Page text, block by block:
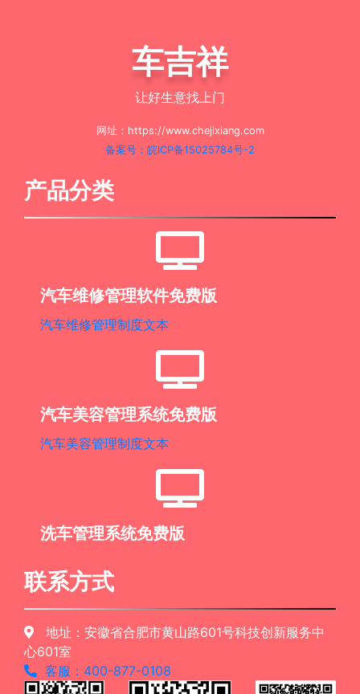
车吉祥
让好生意找上门
网址：https://www.chejixiang.com
备案号：皖ICP备15025784号-2
产品分类
汽车维修管理软件免费版
汽车维修管理制度文本
汽车美容管理系统免费版
汽车美容管理制度文本
洗车管理系统免费版
联系方式
地址：安徽省合肥市黄山路601号科技创新服务中
心601室
客服：400-877-0108